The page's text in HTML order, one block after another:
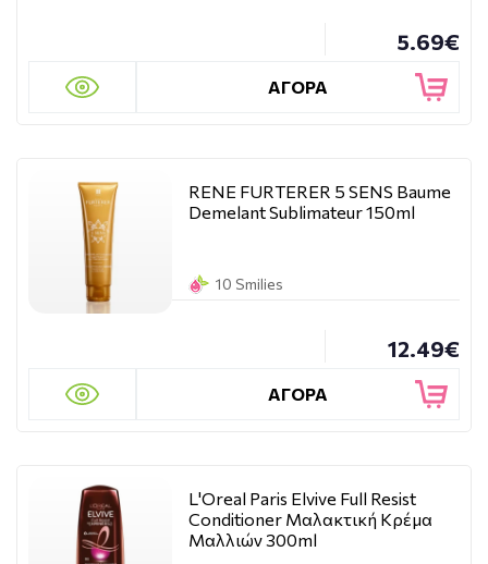
5.69€
ΑΓΟΡΑ
RENE FURTERER 5 SENS Baume
Demelant Sublimateur 150ml
10 Smilies
12.49€
ΑΓΟΡΑ
L'Oreal Paris Elvive Full Resist
Conditioner Μαλακτική Κρέμα
Μαλλιών 300ml